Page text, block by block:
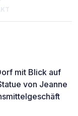
mit Blick auf
von Jeanne